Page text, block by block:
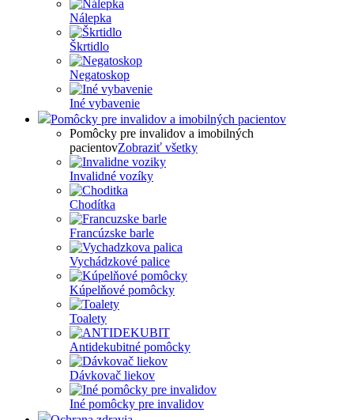
Nálepka
Škrtidlo
Negatoskop
Iné vybavenie
Pomôcky pre invalidov a imobilných pacientov
Pomôcky pre invalidov a imobilných
pacientovZobraziť všetky
Invalidné vozíky
Chodítka
Francúzske barle
Vychádzkové palice
Kúpelňové pomôcky
Toalety
Antidekubitné pomôcky
Dávkovač liekov
Iné pomôcky pre invalidov